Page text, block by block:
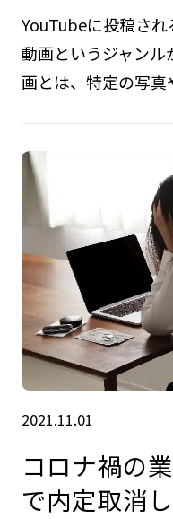
YouTubeに投稿さ
動画というジャンル
画とは、特定の写真
2021.11.01
コロナ禍の
で内定取消